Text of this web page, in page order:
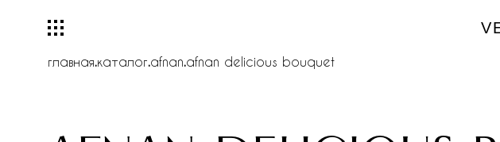
главная.каталог.afnan.afnan delicious bouquet